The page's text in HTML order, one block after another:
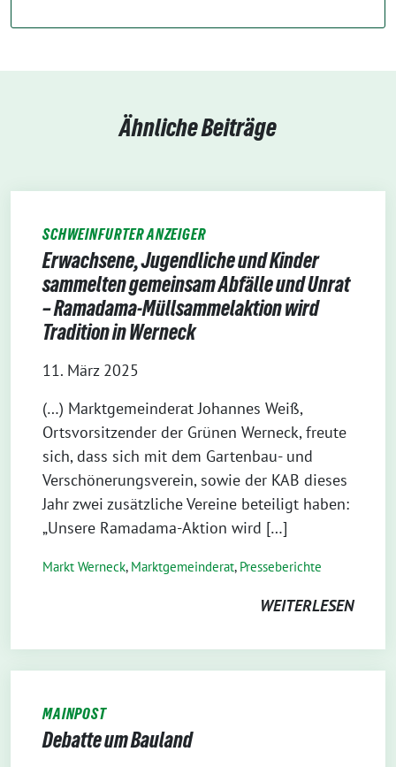
Ähnliche Beiträge
SCHWEINFURTER ANZEIGER
Erwachsene, Jugendliche und Kinder
sammelten gemeinsam Abfälle und Unrat
– Ramadama-Müllsammelaktion wird
Tradition in Werneck
11. März 2025
(…) Marktgemeinderat Johannes Weiß,
Ortsvorsitzender der Grünen Werneck, freute
sich, dass sich mit dem Gartenbau- und
Verschönerungsverein, sowie der KAB dieses
Jahr zwei zusätzliche Vereine beteiligt haben:
„Unsere Ramadama-Aktion wird […]
Markt Werneck, Markt­gemeinderat, Presseberichte
WEITERLESEN
MAINPOST
Debatte um Bauland